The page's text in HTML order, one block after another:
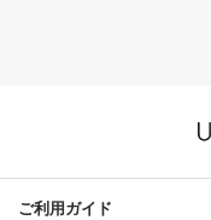
ご利用ガイド